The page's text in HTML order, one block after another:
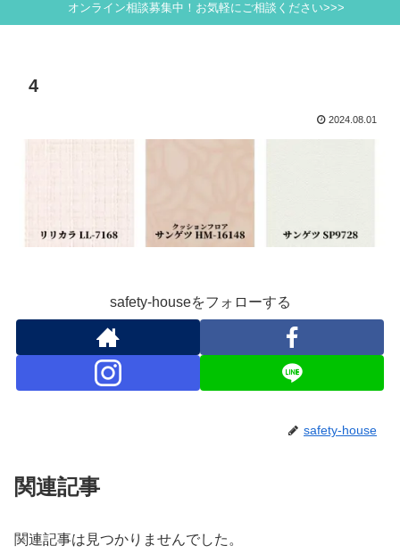
オンライン相談募集中！お気軽にご相談ください>>>
4
2024.08.01
safety-houseをフォローする
safety-house
関連記事
関連記事は見つかりませんでした。